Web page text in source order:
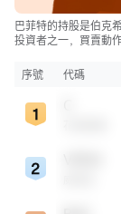
巴菲特的持股是伯克
投資者之一，買賣動
序號 代碼